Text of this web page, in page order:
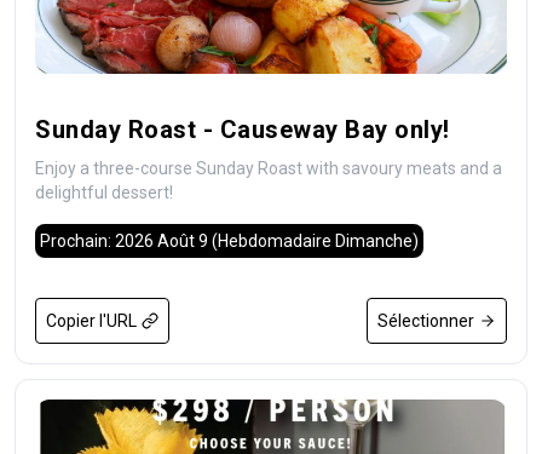
Sunday Roast - Causeway Bay only!
Enjoy a three-course Sunday Roast with savoury meats and a
delightful dessert!
Prochain: 2026 Août 9 (Hebdomadaire Dimanche)
Copier l'URL Sélectionner